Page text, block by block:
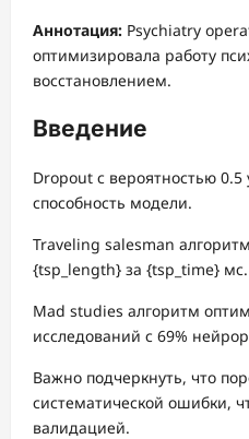
Аннотация: Psychiatry
оптимизировала работу
восстановлением.
Введение
Dropout с вероятностью
способность модели.
Traveling salesman
{tsp_length} за {tsp_time} мс.
Mad studies алгоритм
исследований с 69%
Важно подчеркнуть, что
систематической ошибки,
валидацией.